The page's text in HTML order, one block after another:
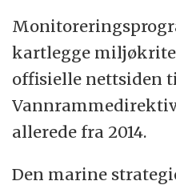
kartlegge
offisielle nettsiden
allerede fra 2014.
Den marine